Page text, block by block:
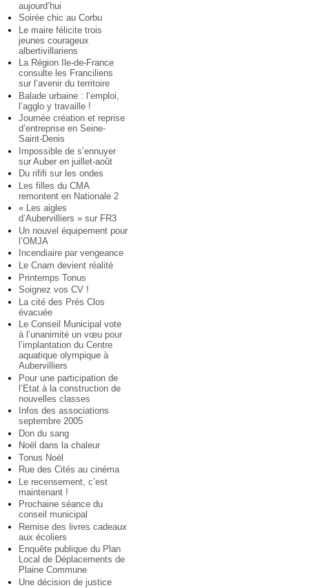
aujourd’hui
Soirée chic au Corbu
Le maire félicite trois
jeunes courageux
albertivillariens
La Région Ile-de-France
consulte les Franciliens
sur l’avenir du territoire
Balade urbaine : l’emploi,
l’agglo y travaille !
Journée création et reprise
d’entreprise en Seine-
Saint-Denis
Impossible de s’ennuyer
sur Auber en juillet-août
Du rififi sur les ondes
Les filles du CMA
remontent en Nationale 2
« Les aigles
d’Aubervilliers » sur FR3
Un nouvel équipement pour
l’OMJA
Incendiaire par vengeance
Le Cnam devient réalité
Printemps Tonus
Soignez vos CV !
La cité des Prés Clos
évacuée
Le Conseil Municipal vote
à l’unanimité un vœu pour
l’implantation du Centre
aquatique olympique à
Aubervilliers
Pour une participation de
l’Etat à la construction de
nouvelles classes
Infos des associations
septembre 2005
Don du sang
Noël dans la chaleur
Tonus Noël
Rue des Cités au cinéma
Le recensement, c’est
maintenant !
Prochaine séance du
conseil municipal
Remise des livres cadeaux
aux écoliers
Enquête publique du Plan
Local de Déplacements de
Plaine Commune
Une décision de justice